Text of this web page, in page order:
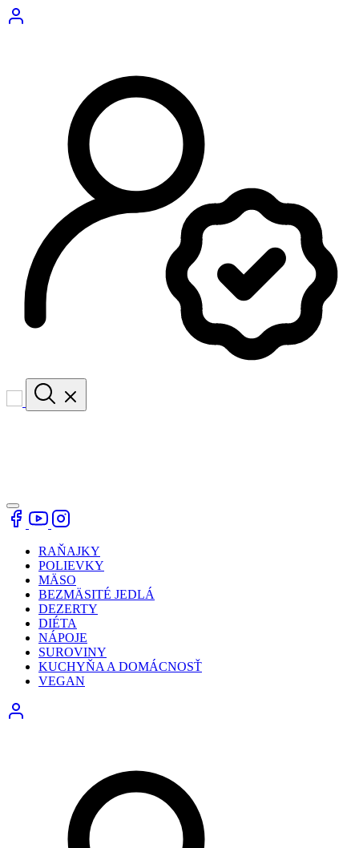
RAŇAJKY
POLIEVKY
MÄSO
BEZMÄSITÉ JEDLÁ
DEZERTY
DIÉTA
NÁPOJE
SUROVINY
KUCHYŇA A DOMÁCNOSŤ
VEGAN